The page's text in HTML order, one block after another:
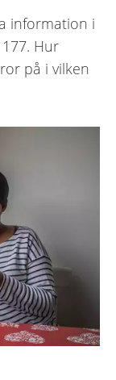
information i
Hur
på i vilken